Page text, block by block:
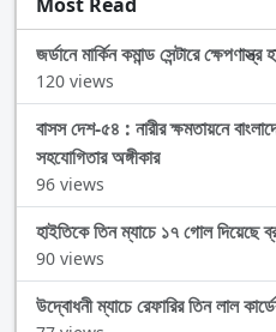
জর্ডানে মার্কিন কমান্ড সেন্টারে
120 views
বাসস দেশ-৫৪ : নারীর ক্ষমতায়নে
সহযোগিতার অঙ্গীকার
96 views
হাইতিকে তিন ম্যাচে ১৭ গোল দিয়েছে
90 views
উদ্বোধনী ম্যাচে রেফারির তিন লাল